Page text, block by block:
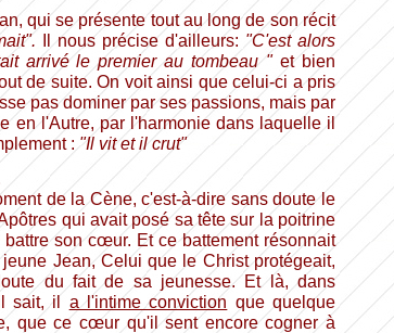
qui se présente tout au long de son récit
Il nous précise d'ailleurs: "C'est alors
arrivé le premier au tombeau " et bien
de suite. On voit ainsi que celui-ci a pris
pas dominer par ses passions, mais par
en l'Autre, par l'harmonie dans laquelle il
: "Il vit et il crut"
de la Cène, c'est-à-dire sans doute le
qui avait posé sa tête sur la poitrine
son cœur. Et ce battement résonnait
Jean, Celui que le Christ protégeait,
du fait de sa jeunesse. Et là, dans
sait, il a l'intime conviction que quelque
que ce cœur qu'il sent encore cogner à